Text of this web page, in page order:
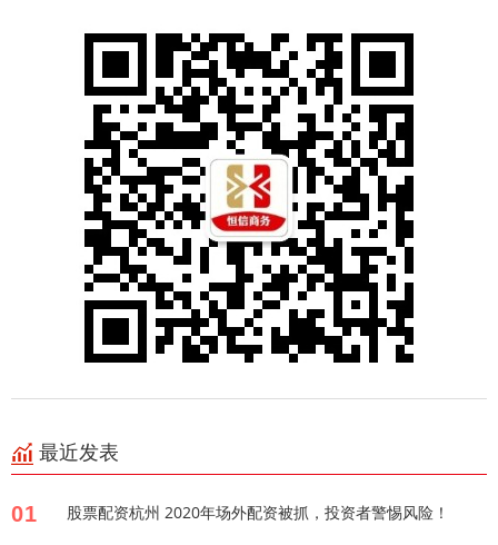
最近发表
01 股票配资杭州 2020年场外配资被抓，投资者警惕风险！